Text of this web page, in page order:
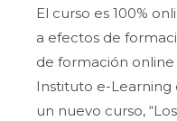
El curso es 100%
a efectos de
de formación online
Instituto e-Learning
un nuevo curso,